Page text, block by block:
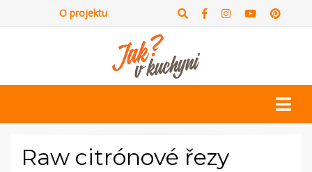
O projektu
Raw citrónové řezy